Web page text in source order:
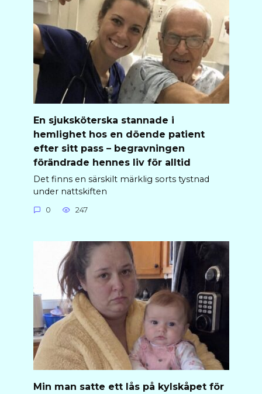
En sjuksköterska stannade i
hemlighet hos en döende patient
efter sitt pass – begravningen
förändrade hennes liv för alltid
Det finns en särskilt märklig sorts tystnad
under nattskiften
0 247
Min man satte ett lås på kylskåpet för